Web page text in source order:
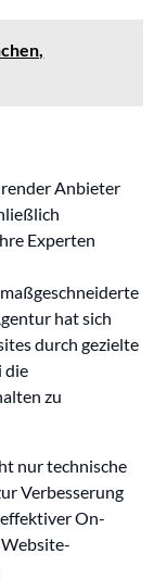
Anbieter
Experten
hat sich
durch gezielte
die
zu
nur technische
Verbesserung
On-